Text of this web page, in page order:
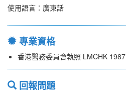
使用語言：廣東話
專業資格
香港醫務委員會執照 LMCHK 1987
回報問題